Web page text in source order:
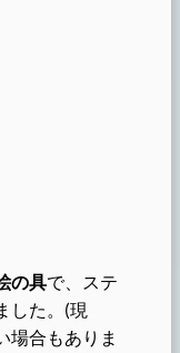
の具で、ステ
した。(現
場合もありま